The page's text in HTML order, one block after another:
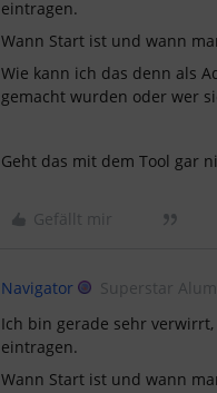
eintragen.
Wann Start ist und wann
Wie kann ich das denn als
gemacht wurden oder wer
Geht das mit dem Tool gar
Gefällt mir
Navigator Superstar
Ich bin gerade sehr
eintragen.
Wann Start ist und wann